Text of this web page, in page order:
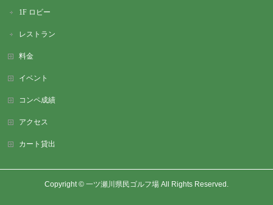
1F ロビー
レストラン
料金
イベント
コンペ成績
アクセス
カート貸出
Copyright © 一ツ瀬川県民ゴルフ場All Rights Reserved.